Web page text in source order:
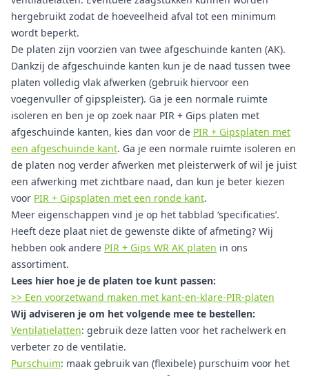
hergebruikt zodat de hoeveelheid afval tot een minimum
wordt beperkt.
De platen zijn voorzien van twee afgeschuinde kanten (AK).
Dankzij de afgeschuinde kanten kun je de naad tussen twee
platen volledig vlak afwerken (gebruik hiervoor een
voegenvuller of gipspleister). Ga je een normale ruimte
isoleren en ben je op zoek naar PIR + Gips platen met
afgeschuinde kanten, kies dan voor de PIR + Gipsplaten met
een afgeschuinde kant. Ga je een normale ruimte isoleren en
de platen nog verder afwerken met pleisterwerk of wil je juist
een afwerking met zichtbare naad, dan kun je beter kiezen
voor PIR + Gipsplaten met een ronde kant.
Meer eigenschappen vind je op het tabblad ‘specificaties’.
Heeft deze plaat niet de gewenste dikte of afmeting? Wij
hebben ook andere PIR + Gips WR AK platen in ons
assortiment.
Lees hier hoe je de platen toe kunt passen:
>> Een voorzetwand maken met kant-en-klare-PIR-platen
Wij adviseren je om het volgende mee te bestellen:
Ventilatielatten: gebruik deze latten voor het rachelwerk en
verbeter zo de ventilatie.
Purschuim: maak gebruik van (flexibele) purschuim voor het